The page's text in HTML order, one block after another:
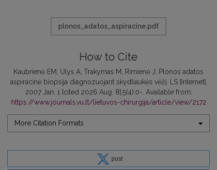
plonos_adatos_aspiracine.pdf
How to Cite
Kaubrienė EM, Ulys A, Trakymas M, Rimienė J. Plonos adatos
aspiracinė biopsija diagnozuojant skydliaukės vėžį. LS [Internet].
2007 Jan. 1 [cited 2026 Aug. 8];5(4):0-. Available from:
https://www.journals.vu.lt/lietuvos-chirurgija/article/view/2172
More Citation Formats
post